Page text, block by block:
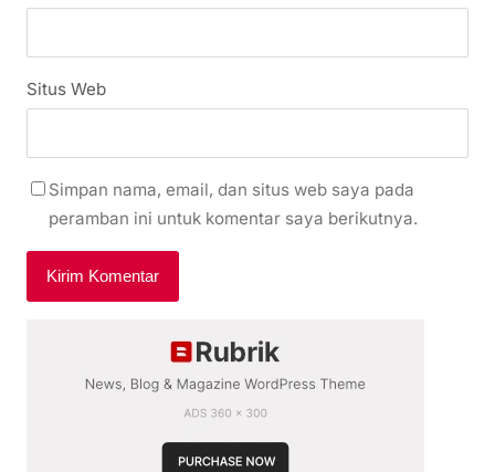
Situs Web
Simpan nama, email, dan situs web saya pada
peramban ini untuk komentar saya berikutnya.